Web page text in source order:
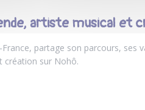
artiste musical et
partage son parcours, ses
création sur Nohô.